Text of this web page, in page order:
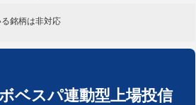
銘柄は非対応
ベスパ連動型上場投信